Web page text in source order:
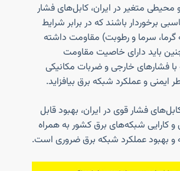
متغیر در ایران، کابل‌های فشار
برخوردار باشند که در برابر شرایط
گرما، سرما و رطوبت) مقاومت داشته
باید دارای خاصیت مقاومت
با فشارهای خارجی و ضربات مکانیکی
ایمنی و عملکرد شبکه برق بیافزاید.
فشار قوی در ایران، بهبود قابل
و کارایی شبکه‌های برق کشور به همراه
و بهبود عملکرد شبکه برق ضروری است.